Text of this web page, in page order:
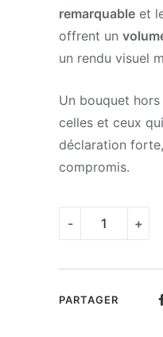
remarquable et
offrent un
un rendu visuel
Un bouquet
celles et ceux
déclaration
compromis.
-
quantité
fou
+
PARTAGER